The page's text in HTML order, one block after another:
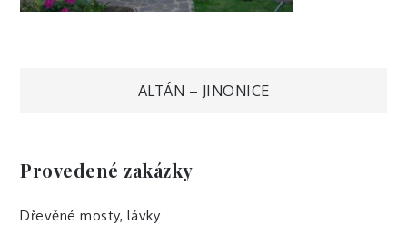
Navigace
pro
příspěvek
ALTÁN – JINONICE
Provedené zakázky
Dřevěné mosty, lávky